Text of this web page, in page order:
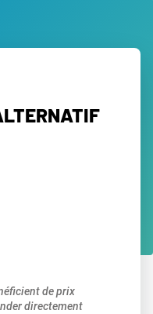
de prix
directement